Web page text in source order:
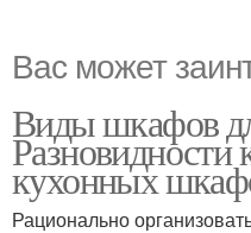
Вас может
Виды шкафов
Разновидности
кухонных
Рационально